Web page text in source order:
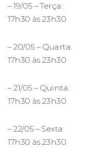
– 19/05 – Terça:
17h30 às 23h30
– 20/05 – Quarta:
17h30 às 23h30
– 21/05 – Quinta:
17h30 às 23h30
– 22/05 – Sexta:
17h30 às 23h30